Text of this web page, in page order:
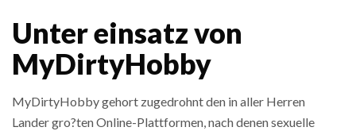
Unter einsatz von
MyDirtyHobby
MyDirtyHobby gehort zugedrohnt den in aller Herren
Lander gro?ten Online-Plattformen, nach denen sexuelle